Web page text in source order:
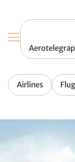
Airlines